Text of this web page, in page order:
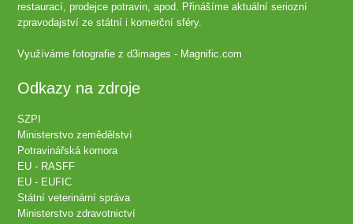
restaurací, prodejce potravin, apod. Přinášíme aktuální seriozní
zpravodajství ze státní i komerční sféry.
Využíváme fotografie zd3images - Magnific.com
Odkazy na zdroje
SZPI
Ministerstvo zemědělství
Potravinářská komora
EU - RASFF
EU - EUFIC
Státní veterinární správa
Ministerstvo zdravotnictví